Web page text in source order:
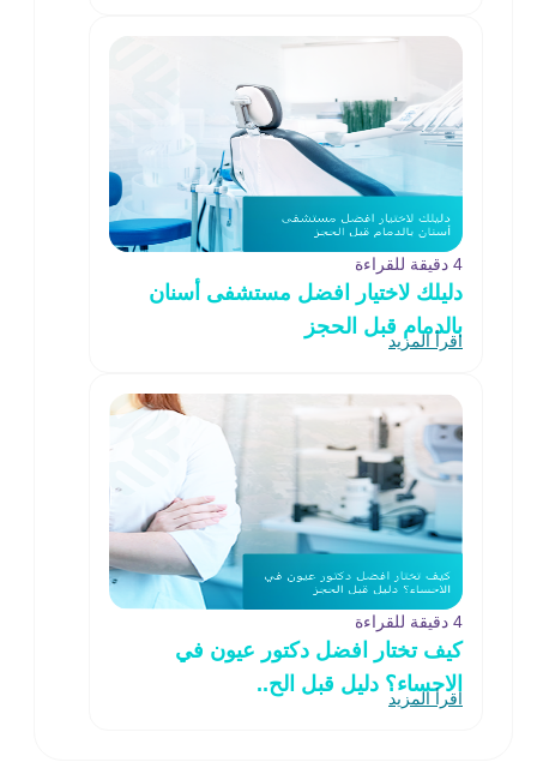
4 دقيقة للقراءة
دليلك لاختيار افضل مستشفى أسنان
بالدمام قبل الحجز
اقرأ المزيد
4 دقيقة للقراءة
كيف تختار افضل دكتور عيون في
الاحساء؟ دليل قبل الح..
اقرأ المزيد